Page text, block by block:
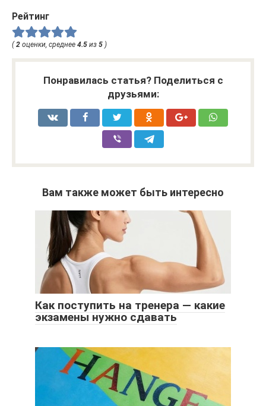
Рейтинг
(2 оценки, среднее 4.5 из 5 )
Понравилась статья? Поделиться с
друзьями:
Вам также может быть интересно
Как поступить на тренера — какие
экзамены нужно сдавать